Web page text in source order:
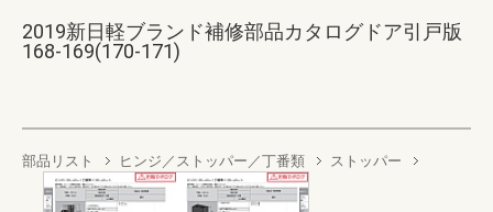
2019新日軽ブランド補修部品カタログドア引戸版
168-169(170-171)
部品リスト ヒンジ／ストッパー／丁番類 ストッパー